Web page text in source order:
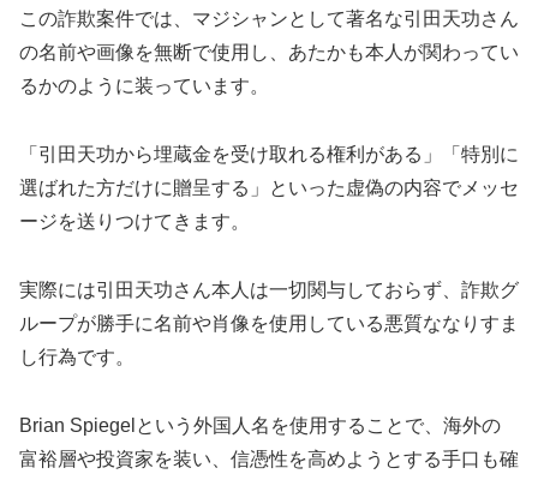
この詐欺案件では、マジシャンとして著名な引田天功さん
の名前や画像を無断で使用し、あたかも本人が関わってい
るかのように装っています。
「引田天功から埋蔵金を受け取れる権利がある」「特別に
選ばれた方だけに贈呈する」といった虚偽の内容でメッセ
ージを送りつけてきます。
実際には引田天功さん本人は一切関与しておらず、詐欺グ
ループが勝手に名前や肖像を使用している悪質ななりすま
し行為です。
Brian Spiegelという外国人名を使用することで、海外の
富裕層や投資家を装い、信憑性を高めようとする手口も確